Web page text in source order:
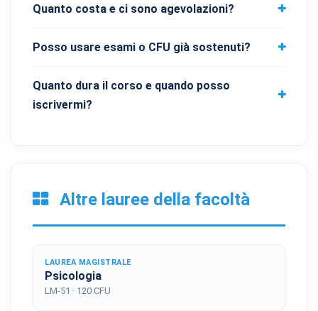
Quanto costa e ci sono agevolazioni?
Posso usare esami o CFU già sostenuti?
Quanto dura il corso e quando posso
iscrivermi?
Altre lauree della facoltà
LAUREA MAGISTRALE
Psicologia
LM-51 · 120 CFU